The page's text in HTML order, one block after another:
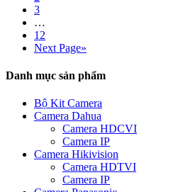
3
…
12
Next Page»
Danh mục sản phẩm
Bộ Kit Camera
Camera Dahua
Camera HDCVI
Camera IP
Camera Hikivision
Camera HDTVI
Camera IP